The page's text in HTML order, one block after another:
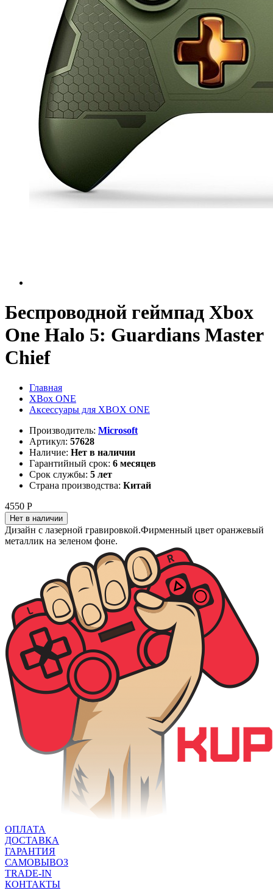
Беспроводной геймпад Xbox
One Halo 5: Guardians Master
Chief
Главная
XBox ONE
Аксессуары для XBOX ONE
Производитель: Microsoft
Артикул: 57628
Наличие: Нет в наличии
Гарантийный срок: 6 месяцев
Срок службы: 5 лет
Страна производства: Китай
4550 Р
Нет в наличии
Дизайн с лазерной гравировкой.Фирменный цвет оранжевый
металлик на зеленом фоне.
ОПЛАТА
ДОСТАВКА
ГАРАНТИЯ
САМОВЫВОЗ
TRADE-IN
КОНТАКТЫ